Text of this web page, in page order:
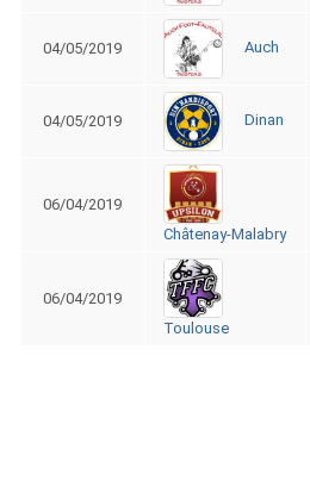
04/05/2019 Auch
04/05/2019 Dinan
06/04/2019
Châtenay-Malabry
06/04/2019
Toulouse